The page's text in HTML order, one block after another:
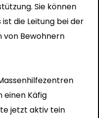
Sie können
ist die Leitung bei der
von Bewohnern
einen Käfig
jetzt aktiv tein